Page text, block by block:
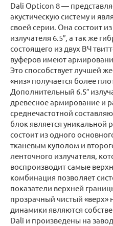
Dali Opticon 8 —
акустическую систему и
своей серии. Она состоит
излучателя 6.5″, а так же
состоящего из двух ВЧ
вуферов имеют
Это способствует лучшей
«низ» получается более
Дополнительный 6.5″
древесное армирование и
среднечастотной
блок является уникальной
состоит из одного
тканевым куполом и
ленточного излучателя,
воспроизводит самые
комбинация позволяет
показатели верхней
прозрачный чистый
динамики являются
Dali и произведены на